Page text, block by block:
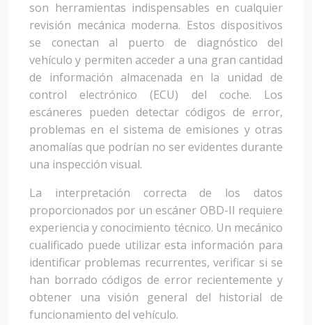
son herramientas indispensables en cualquier
revisión mecánica moderna. Estos dispositivos
se conectan al puerto de diagnóstico del
vehículo y permiten acceder a una gran cantidad
de información almacenada en la unidad de
control electrónico (ECU) del coche. Los
escáneres pueden detectar códigos de error,
problemas en el sistema de emisiones y otras
anomalías que podrían no ser evidentes durante
una inspección visual.
La interpretación correcta de los datos
proporcionados por un escáner OBD-II requiere
experiencia y conocimiento técnico. Un mecánico
cualificado puede utilizar esta información para
identificar problemas recurrentes, verificar si se
han borrado códigos de error recientemente y
obtener una visión general del historial de
funcionamiento del vehículo.